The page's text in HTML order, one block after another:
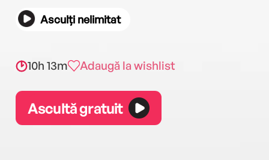
Asculți nelimitat
10h 13m Adaugă la wishlist
Ascultă gratuit